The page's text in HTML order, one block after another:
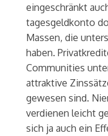
eingeschränkt
tagesgeldkonto
Massen, die
haben.
Communities
attraktive
gewesen sind.
verdienen leicht
sich ja auch ein